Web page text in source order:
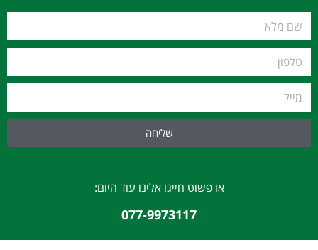
שליחה
או פשוט חייגו אלינו עוד היום:
077-9973117